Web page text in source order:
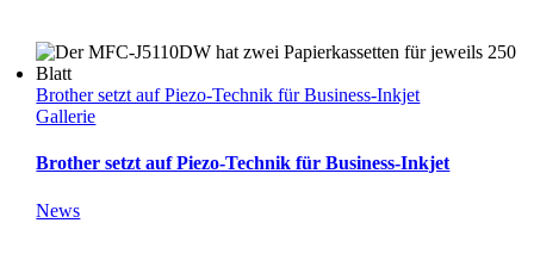
Brother setzt auf Piezo-Technik für Business-Inkjet
Gallerie
Brother setzt auf Piezo-Technik für Business-Inkjet
News